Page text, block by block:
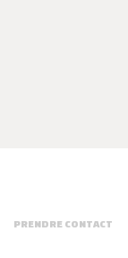
PRENDRE CONTACT